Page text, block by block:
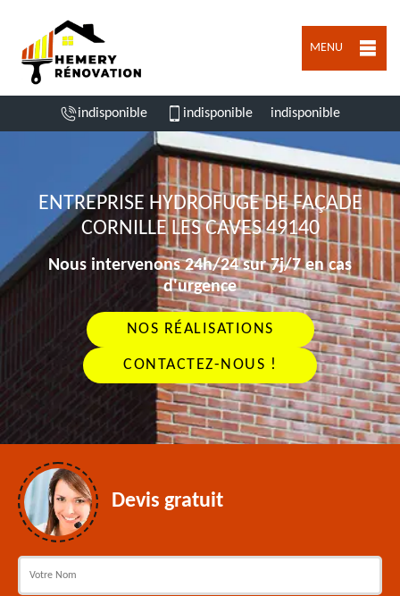
MENU
indisponible indisponible indisponible
ENTREPRISE HYDROFUGE DE FAÇADE
CORNILLE LES CAVES 49140
Nous intervenons 24h/24 sur 7j/7 en cas
d'urgence
NOS RÉALISATIONS
CONTACTEZ-NOUS !
Devis gratuit